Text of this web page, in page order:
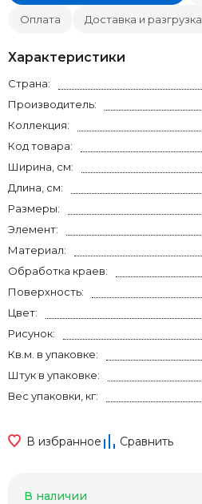
Оплата Доставка и разгрузка
Характеристики
Страна:
Производитель:
Коллекция:
Код товара:
Ширина, см:
Длина, см:
Размеры:
Элемент:
Материал:
Обработка краев:
Поверхность:
Цвет:
Рисунок:
Кв.м. в упаковке:
Штук в упаковке:
Вес упаковки, кг:
В избранное Сравнить
В наличии